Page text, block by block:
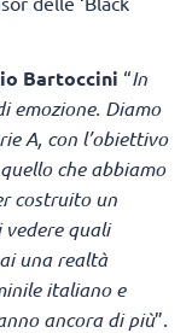
Bartoccini “In
emozione. Diamo
A, con l’obiettivo
che abbiamo
costruito un
quali
una realtà
italiano e
ancora di più”.